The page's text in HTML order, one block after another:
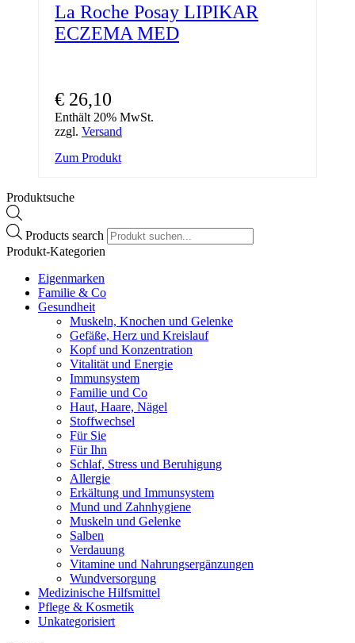
La Roche Posay LIPIKAR
ECZEMA MED
€ 26,10
Enthält 20% MwSt.
zzgl. Versand
Zum Produkt
Produktsuche
Products search
Produkt-Kategorien
Eigenmarken
Familie & Co
Gesundheit
Muskeln, Knochen und Gelenke
Gefäße, Herz und Kreislauf
Kopf und Konzentration
Vitalität und Energie
Immunsystem
Familie und Co
Haut, Haare, Nägel
Stoffwechsel
Für Sie
Für Ihn
Schlaf, Stress und Beruhigung
Allergie
Erkältung und Immunsystem
Mund und Zahnhygiene
Muskeln und Gelenke
Salben
Verdauung
Vitamine und Nahrungsergänzungen
Wundversorgung
Medizinische Hilfsmittel
Pflege & Kosmetik
Unkategorisiert